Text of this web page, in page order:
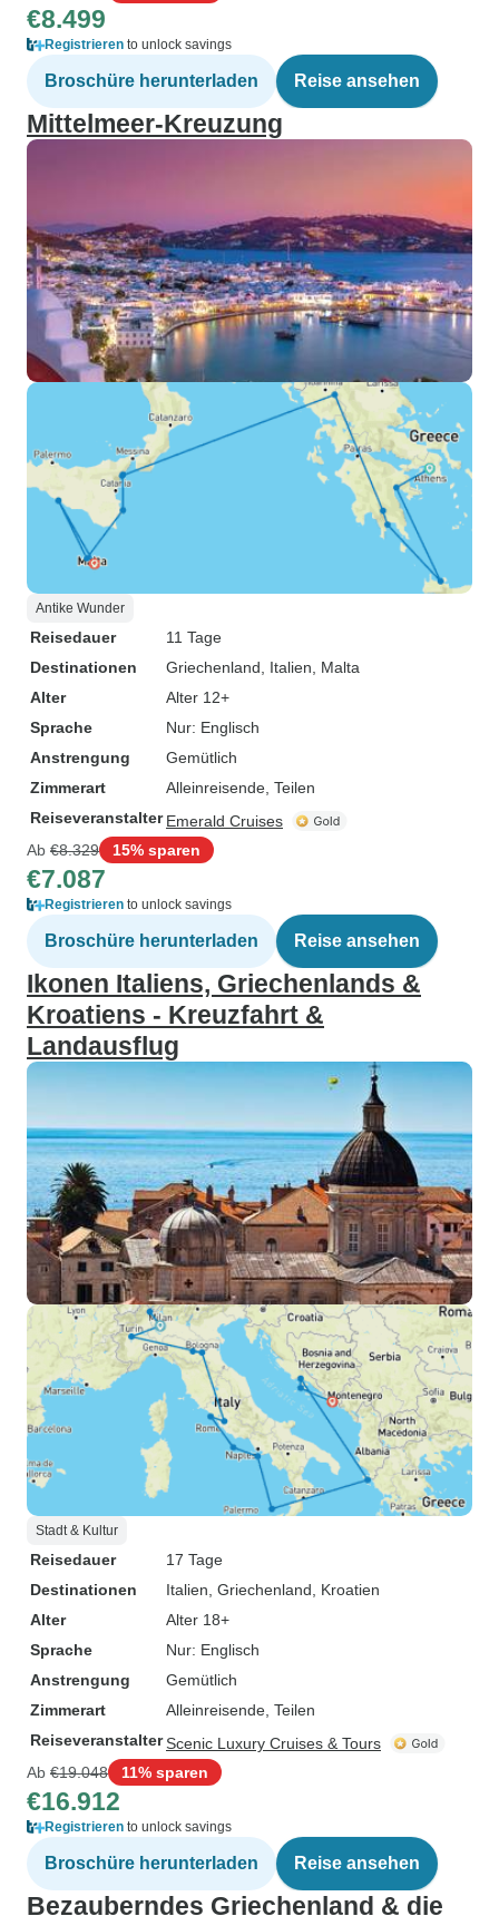
€8.499
Registrieren to unlock savings
Broschüre herunterladen Reise ansehen
Mittelmeer-Kreuzung
Antike Wunder
Reisedauer
11 Tage
Destinationen
Griechenland , Italien , Malta
Alter
Alter 12+
Sprache
Nur: Englisch
Anstrengung
Gemütlich
Zimmerart
Alleinreisende, Teilen
Reiseveranstalter Emerald Cruises
Ab €8.329 15% sparen
€7.087
Registrieren to unlock savings
Broschüre herunterladen Reise ansehen
Ikonen Italiens, Griechenlands &
Kroatiens - Kreuzfahrt &
Landausflug
Stadt & Kultur
Reisedauer
17 Tage
Destinationen
Italien , Griechenland , Kroatien
Alter
Alter 18+
Sprache
Nur: Englisch
Anstrengung
Gemütlich
Zimmerart
Alleinreisende, Teilen
ReiseveranstalterScenic Luxury Cruises & Tours
Ab €19.048 11% sparen
€16.912
Registrieren to unlock savings
Broschüre herunterladen Reise ansehen
Bezauberndes Griechenland & die